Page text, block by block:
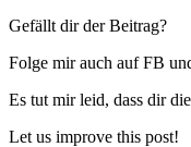
Gefällt dir der Beitrag?
Folge mir auch auf FB
Es tut mir leid, dass dir
Let us improve this post!